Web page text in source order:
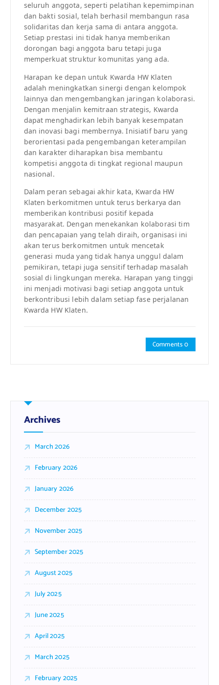
seluruh anggota, seperti pelatihan kepemimpinan
dan bakti sosial, telah berhasil membangun rasa
solidaritas dan kerja sama di antara anggota.
Setiap prestasi ini tidak hanya memberikan
dorongan bagi anggota baru tetapi juga
memperkuat struktur komunitas yang ada.
Harapan ke depan untuk Kwarda HW Klaten
adalah meningkatkan sinergi dengan kelompok
lainnya dan mengembangkan jaringan kolaborasi.
Dengan menjalin kemitraan strategis, Kwarda
dapat menghadirkan lebih banyak kesempatan
dan inovasi bagi membernya. Inisiatif baru yang
berorientasi pada pengembangan keterampilan
dan karakter diharapkan bisa membantu
kompetisi anggota di tingkat regional maupun
nasional.
Dalam peran sebagai akhir kata, Kwarda HW
Klaten berkomitmen untuk terus berkarya dan
memberikan kontribusi positif kepada
masyarakat. Dengan menekankan kolaborasi tim
dan pencapaian yang telah diraih, organisasi ini
akan terus berkomitmen untuk mencetak
generasi muda yang tidak hanya unggul dalam
pemikiran, tetapi juga sensitif terhadap masalah
sosial di lingkungan mereka. Harapan yang tinggi
ini menjadi motivasi bagi setiap anggota untuk
berkontribusi lebih dalam setiap fase perjalanan
Kwarda HW Klaten.
Comments 0
Archives
March 2026
February 2026
January 2026
December 2025
November 2025
September 2025
August 2025
July 2025
June 2025
April 2025
March 2025
February 2025